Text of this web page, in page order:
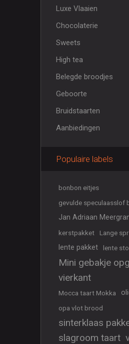
Luxe Vlaaien
Chocolaterie
Sweets
High tea
Belegde broodjes
Geboorte
Bruidstaarten
Aanbiedingen
Populaire labels
bonbon eitjes
gevulde speculaasslof
Jan Adriaan
kerstpakket Lange
lente pakket lente
Mini gebakje
vierkant
Mocca taart Mokka
opa vlot brood
sinterklaas
slagroom taart